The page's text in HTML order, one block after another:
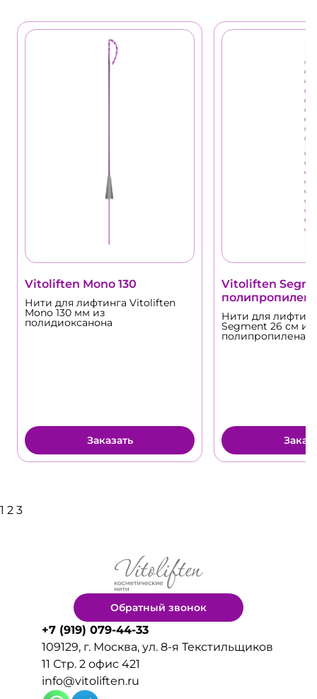
Vitoliften Mono 130
Нити для лифтинга Vitoliften
Mono 130 мм из
полидиоксанона
Заказать
Vitoliften
полипропилен
Нити для
Segment 26 см из
полипропилена
1 2 3
Обратный звонок
+7 (919) 079-44-33
109129, г. Москва, ул. 8-я Текстильщиков
11 Стр. 2 офис 421
info@vitoliften.ru